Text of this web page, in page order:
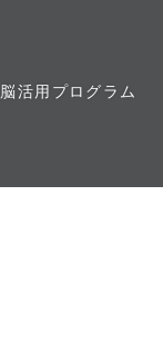
脳活用プログラム